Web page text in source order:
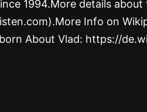
1994.More details
Info on
About Vlad: https://